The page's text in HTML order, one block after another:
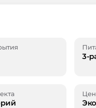
3-